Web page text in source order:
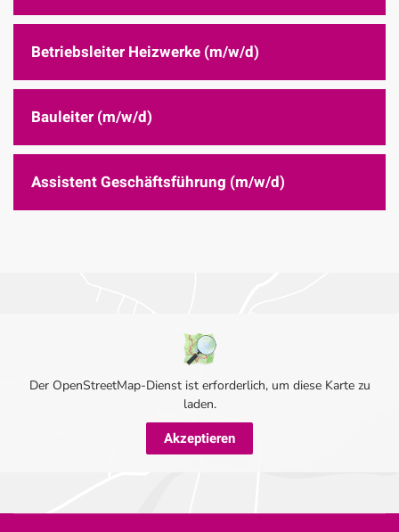
Betriebsleiter Heizwerke (m/w/d)
Bauleiter (m/w/d)
Assistent Geschäftsführung (m/w/d)
Der OpenStreetMap-Dienst ist erforderlich, um diese Karte zu
laden.
Akzeptieren